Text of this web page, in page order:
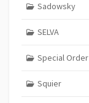
Sadowsky
SELVA
Special Order
Squier